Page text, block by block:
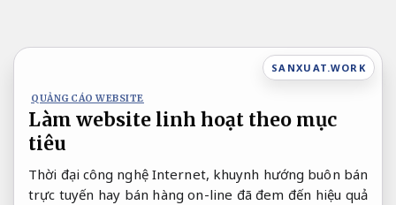
nội
SANXUAT.WORK
QUẢNG CÁO WEBSITE
Làm website linh hoạt theo mục
tiêu
Thời đại công nghệ Internet, khuynh hướng buôn bán
trực tuyến hay bán hàng on-line đã đem đến hiệu quả